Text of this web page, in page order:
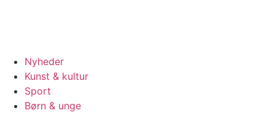
Nyheder
Kunst & kultur
Sport
Børn & unge